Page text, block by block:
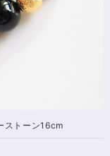
ストーン16cm